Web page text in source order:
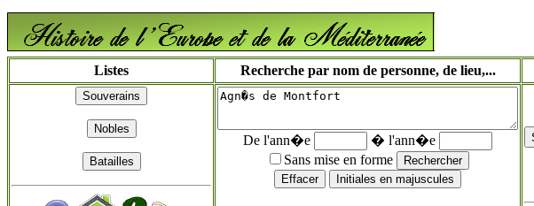
Listes Recherche par nom de personne, de lieu,...
De l'ann�e
� l'ann�e
Sans mise en forme